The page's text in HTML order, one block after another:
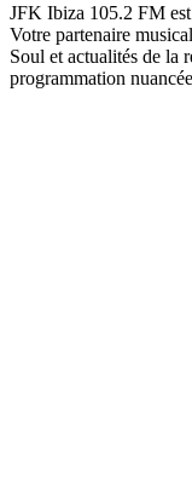
JFK Ibiza 105.2 FM
Votre partenaire
Soul et actualités de la
programmation